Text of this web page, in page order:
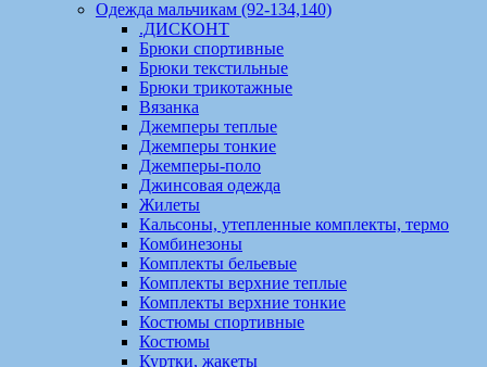
Одежда мальчикам (92-134,140)
.ДИСКОНТ
Брюки спортивные
Брюки текстильные
Брюки трикотажные
Вязанка
Джемперы теплые
Джемперы тонкие
Джемперы-поло
Джинсовая одежда
Жилеты
Кальсоны, утепленные комплекты, термо
Комбинезоны
Комплекты бельевые
Комплекты верхние теплые
Комплекты верхние тонкие
Костюмы спортивные
Костюмы
Куртки, жакеты